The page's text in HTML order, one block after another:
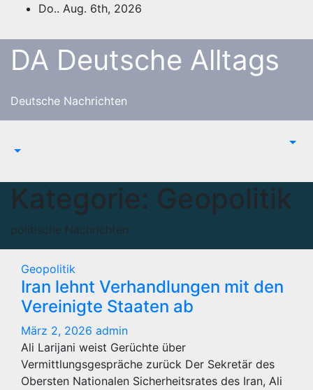
springen
Do.. Aug. 6th, 2026
DA Deutsche Alltags
Deutsche Nachrichten
Kategorie: Geopolitik
politische Nachrichten
Geopolitik
Iran lehnt Verhandlungen mit den
Vereinigte Staaten ab
März 2, 2026 admin
Ali Larijani weist Gerüchte über
Vermittlungsgespräche zurück Der Sekretär des
Obersten Nationalen Sicherheitsrates des Iran, Ali